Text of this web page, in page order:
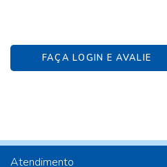
FAÇA LOGIN E AVALIE
Atendimento